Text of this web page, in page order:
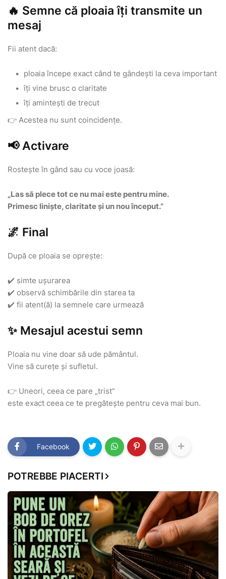
🔥 Semne că ploaia îți transmite un
mesaj
Fii atent dacă:
ploaia începe exact când te gândești la ceva important
îți vine brusc o claritate
îți amintești de trecut
👉 Acestea nu sunt coincidențe.
📢 Activare
Rostește în gând sau cu voce joasă:
„Las să plece tot ce nu mai este pentru mine.
Primesc liniște, claritate și un nou început.”
🌌 Final
După ce ploaia se oprește:
✔️ simte ușurarea
✔️ observă schimbările din starea ta
✔️ fii atent(ă) la semnele care urmează
✨ Mesajul acestui semn
Ploaia nu vine doar să ude pământul.
Vine să curețe și sufletul.
👉 Uneori, ceea ce pare „trist”
este exact ceea ce te pregătește pentru ceva mai bun.
Facebook
POTREBBE PIACERTI